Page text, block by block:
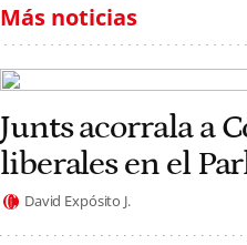
Más noticias
Junts acorrala a
liberales en el
David Expósito J.